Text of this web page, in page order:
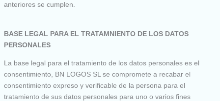
anteriores se cumplen.
BASE LEGAL PARA EL TRATAMNIENTO DE LOS DATOS
PERSONALES
La base legal para el tratamiento de los datos personales es el
consentimiento, BN LOGOS SL se compromete a recabar el
consentimiento expreso y verificable de la persona para el
tratamiento de sus datos personales para uno o varios fines